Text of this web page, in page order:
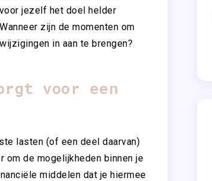
jezelf het doel helder
zijn de momenten om
in aan te brengen?
voor een
lasten (of een deel daarvan)
de mogelijkheden binnen je
middelen dat je hiermee